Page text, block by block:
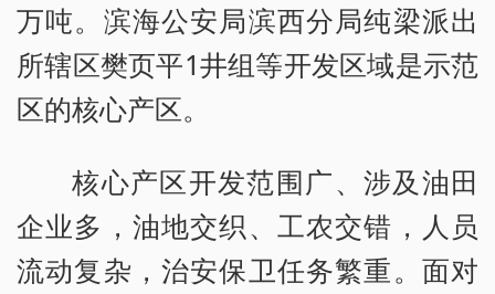
万吨。滨海公安局滨西分局纯梁派出
所辖区樊页平1井组等开发区域是示范
区的核心产区。
核心产区开发范围广、涉及油田
企业多，油地交织、工农交错，人员
流动复杂，治安保卫任务繁重。面对